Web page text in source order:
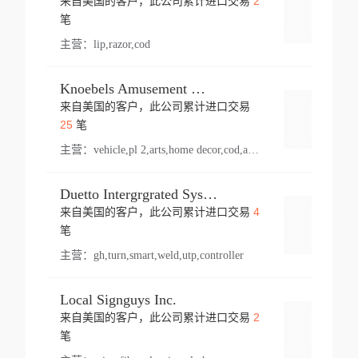
笔
主营： lip,razor,cod
Knoebels Amusement Resort
来自美国的客户，此公司累计进口交易
25笔
主营： vehicle,pl 2,arts,home decor,cod,amusement ride,sea
Duetto Intergrgrated Systems Inc.
来自美国的客户，此公司累计进口交易 4
笔
主营： gh,turn,smart,weld,utp,controller
Local Signguys Inc.
来自美国的客户，此公司累计进口交易 2
笔